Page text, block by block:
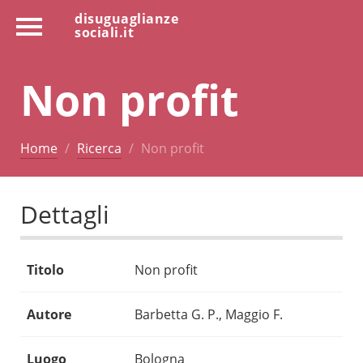
disuguaglianze
sociali.it
Non profit
Home Ricerca Non profit
Dettagli
Titolo Non profit
Autore Barbetta G. P., Maggio F.
Luogo Bologna